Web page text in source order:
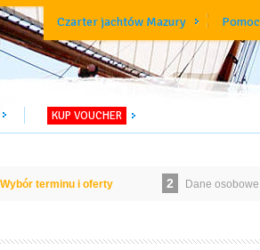
Czarter jachtów Mazury Pomoc
KUP VOUCHER
Wybór terminu i oferty 2 Dane osobowe